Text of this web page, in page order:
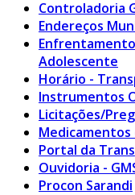
Controladoria
Endereços
Adolescente
Horário -
Instrumentos
Licitações/
Medicamentos
Portal da
Ouvidoria -
Procon Sarandi